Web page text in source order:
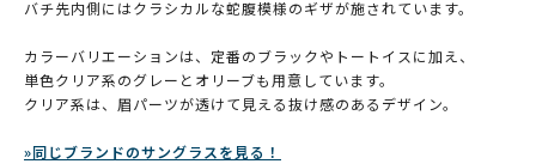
バチ先内側にはクラシカルな蛇腹模様のギザが施されています。
カラーバリエーションは、定番のブラックやトートイスに加え、
単色クリア系のグレーとオリーブも用意しています。
クリア系は、眉パーツが透けて見える抜け感のあるデザイン。
»同じブランドのサングラスを見る！